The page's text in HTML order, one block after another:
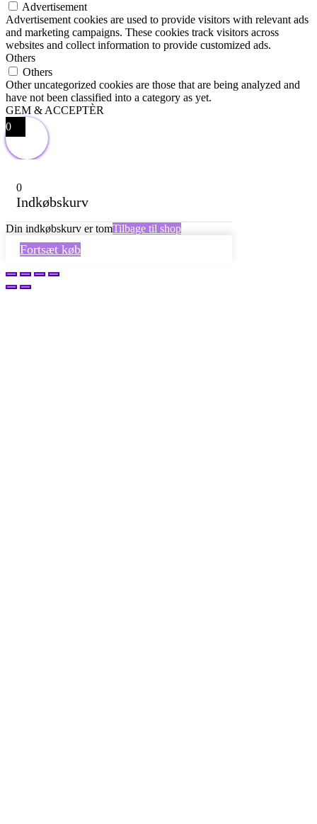
Advertisement
Advertisement cookies are used to provide visitors with relevant ads
and marketing campaigns. These cookies track visitors across
websites and collect information to provide customized ads.
Others
Others
Other uncategorized cookies are those that are being analyzed and
have not been classified into a category as yet.
GEM & ACCEPTÈR
0
0
Indkøbskurv
Din indkøbskurv er tomTilbage til shop
Fortsæt køb